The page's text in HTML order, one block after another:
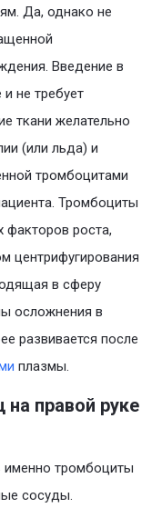
Да, однако не
Введение в
не требует
ткани желательно
(или льда) и
тромбоцитами
Тромбоциты
факторов роста,
центрифугирования
в сферу
осложнения в
развивается после
плазмы.
на правой руке
именно тромбоциты
сосуды.